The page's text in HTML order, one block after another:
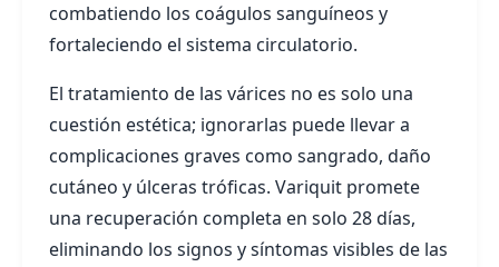
combatiendo los coágulos sanguíneos y
fortaleciendo el sistema circulatorio.
El tratamiento de las várices no es solo una
cuestión estética; ignorarlas puede llevar a
complicaciones graves como sangrado, daño
cutáneo y úlceras tróficas. Variquit promete
una recuperación completa en solo 28 días,
eliminando los signos y síntomas visibles de las